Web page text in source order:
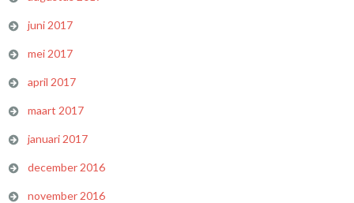
juni 2017
mei 2017
april 2017
maart 2017
januari 2017
december 2016
november 2016